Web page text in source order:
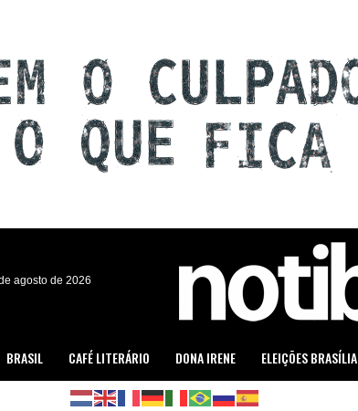
agosto de 2026
BRASIL CAFÉ LITERÁRIO DONA IRENE ELEIÇÕES BRASÍLIA